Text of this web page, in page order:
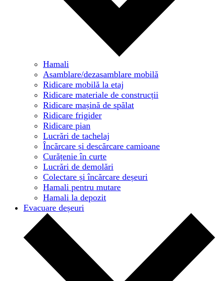
Hamali
Asamblare/dezasamblare mobilă
Ridicare mobilă la etaj
Ridicare materiale de construcții
Ridicare mașină de spălat
Ridicare frigider
Ridicare pian
Lucrări de tachelaj
Încărcare și descărcare camioane
Curățenie în curte
Lucrări de demolări
Colectare și încărcare deșeuri
Hamali pentru mutare
Hamali la depozit
Evacuare deșeuri